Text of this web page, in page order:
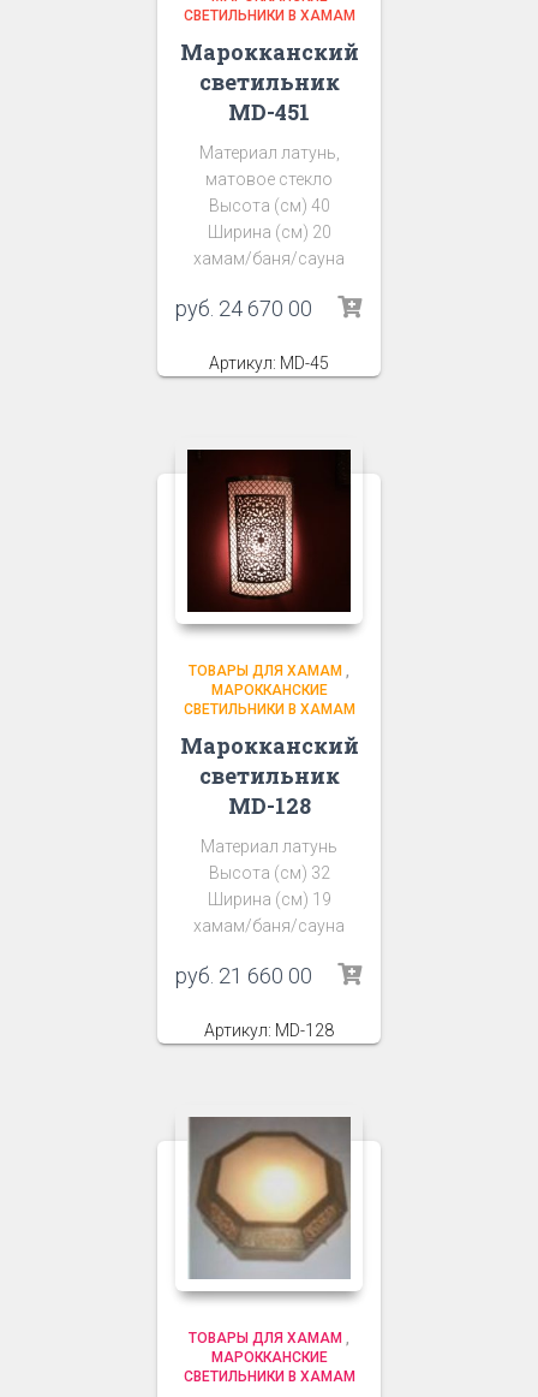
СВЕТИЛЬНИКИ В ХАМАМ
Марокканский
светильник
MD-451
Материал латунь,
матовое стекло
Высота (см) 40
Ширина (см) 20
хамам/баня/сауна
руб. 24 670 00
Артикул: MD-45
ТОВАРЫ ДЛЯ ХАМАМ ,
МАРОККАНСКИЕ
СВЕТИЛЬНИКИ В ХАМАМ
Марокканский
светильник
MD-128
Материал латунь
Высота (см) 32
Ширина (см) 19
хамам/баня/сауна
руб. 21 660 00
Артикул: MD-128
ТОВАРЫ ДЛЯ ХАМАМ ,
МАРОККАНСКИЕ
СВЕТИЛЬНИКИ В ХАМАМ